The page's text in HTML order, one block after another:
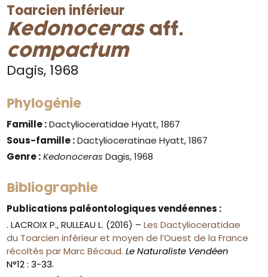
Toarcien inférieur
Kedonocerasaff.
compactum
Dagis, 1968
Phylogénie
Famille :Dactylioceratidae Hyatt, 1867
Sous-famille :Dactylioceratinae Hyatt, 1867
Genre : Kedonoceras Dagis, 1968
Bibliographie
Publications paléontologiques vendéennes :
. LACROIX P., RULLEAU L. (2016) –Les Dactylioceratidae
du Toarcien inférieur et moyen de l’Ouest de la France
récoltés par Marc Bécaud.Le Naturaliste Vendéen
N°12 : 3-33.